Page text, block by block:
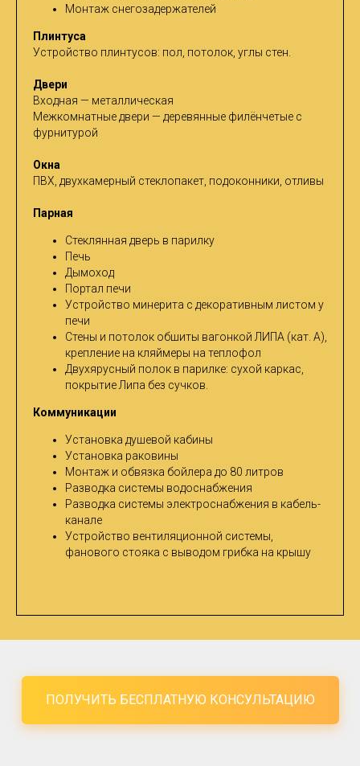
Монтаж снегозадержателей
Плинтуса
Устройство плинтусов: пол, потолок, углы стен.
Двери
Входная — металлическая
Межкомнатные двери — деревянные филёнчетые с
фурнитурой
Окна
ПВХ, двухкамерный стеклопакет, подоконники, отливы
Парная
Стеклянная дверь в парилку
Печь
Дымоход
Портал печи
Устройство минерита с декоративным листом у
печи
Стены и потолок обшиты вагонкой ЛИПА (кат. А),
крепление на кляймеры на теплофол
Двухярусный полок в парилке: сухой каркас,
покрытие Липа без сучков.
Коммуникации
Установка душевой кабины
Установка раковины
Монтаж и обвязка бойлера до 80 литров
Разводка системы водоснабжения
Разводка системы электроснабжения в кабель-
канале
Устройство вентиляционной системы,
фанового стояка с выводом грибка на крышу
ПОЛУЧИТЬ БЕСПЛАТНУЮ КОНСУЛЬТАЦИЮ